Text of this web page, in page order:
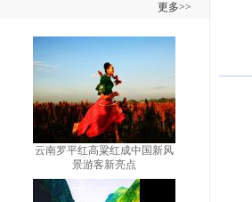
更多>>
云南罗平红高粱红成中国新风
景游客新亮点